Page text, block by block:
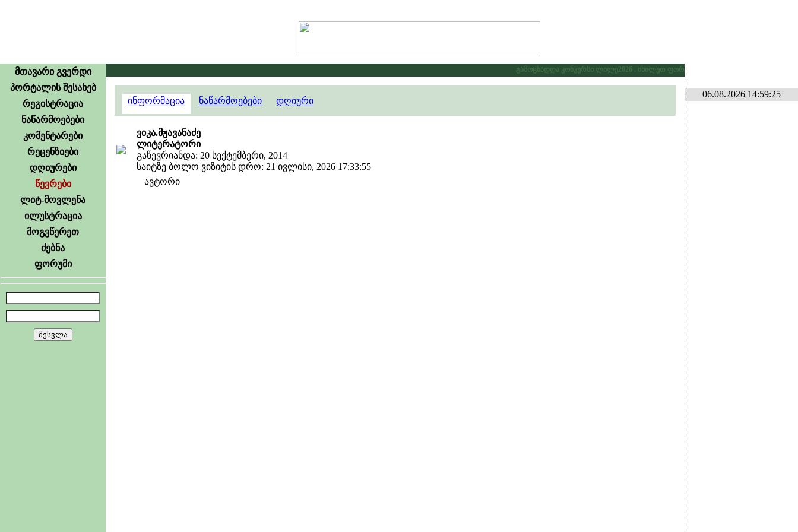
მთავარი გვერდი
პორტალის შესახებ
რეგისტრაცია
ნაწარმოებები
კომენტარები
რეცენზიები
დღიურები
წევრები
ლიტ-მოვლენა
ილუსტრაცია
მოგვწერეთ
ძებნა
ფორუმი
გამოცხადდა კონკურსი ლილე2026 . იხილეთ ფორუმზე კონკურსების განყოფილებაში
ინფორმაცია ნაწარმოებები დღიური
ვიკა.მჟავანაძე
ლიტერატორი
გაწევრიანდა: 20 სექტემბერი, 2014
საიტზე ბოლო ვიზიტის დრო: 21 ივლისი, 2026 17:33:55
ავტორი
06.08.2026 14:59:25